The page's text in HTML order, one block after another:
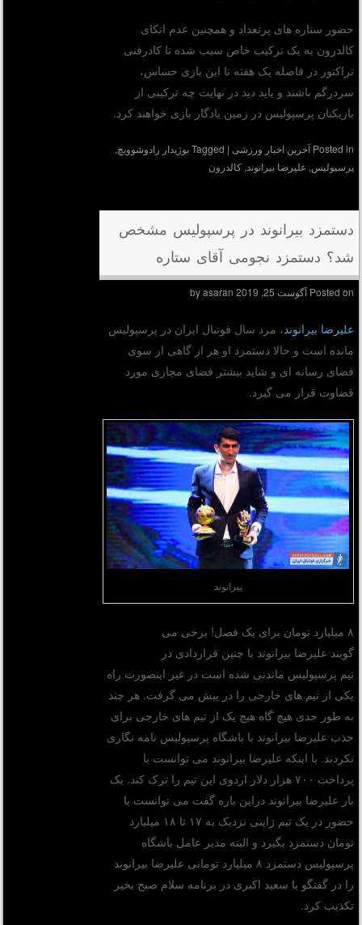
حضور ستاره های پرتعداد و همچنین عدم اتکای
کالدرون به یک ترکیب خاص سبب شده تا کادرفنی
تراکتور در فاصله یک هفته تا این بازی حساس،
سردرگم باشند و باید دید در نهایت چه ترکیبی از
بازیکنان پرسپولیس در زمین یادگار بازی خواهند کرد.
Posted inآخرین اخبار ورزشی |
Taggedبوژیدار رادوشوویچ,
پرسپولیس,علیرضا بیرانوند,کالدرون
دستمزد بیرانوند در پرسپولیس مشخص
شد؟ دستمزد نجومی آقای ستاره
Posted onآگوست 25, 2019 by
asaran
علیرضا بیرانوند، مرد سال فوتبال ایران در پرسپولیس
مانده است و حالا دستمزد او هر از گاهی از سوی
فضای رسانه ای و شاید بیشتر فضای مجازی مورد
قضاوت قرار می گیرد.
بیرانوند
۸ میلیارد تومان برای یک فصل! برخی می
گویند علیرضا بیرانوند با چنین قراردادی در
تیم پرسپولیس ماندنی شده است در غیر اینصورت راه
یکی از تیم های خارجی را در پیش می گرفت. هر چند
به طور جدی هیچ گاه هیچ یک از تیم های خارجی برای
جذب علیرضا بیرانوند با باشگاه پرسپولیس نامه نگاری
نکردند. با اینکه علیرضا بیرانوند می توانست با
پرداخت ۷۰۰ هزار دلار اردوی این تیم را ترک کند. یک
بار علیرضا بیرانوند دراین باره گفت می توانست با
حضور در یک تیم ژاپنی نزدیک به ۱۷ تا ۱۸ میلیارد
تومان دستمزد بگیرد و البته مدیر عامل باشگاه
پرسپولیس دستمزد ۸ میلیارد تومانی علیرضا بیرانوند
را در گفتگو با سعید اکبری در برنامه سلام صبح بخیر
تکذیب کرد.